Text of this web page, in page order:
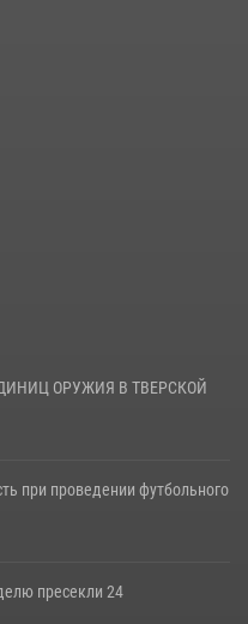
комплексные
ОРУЖИЯ В ТВЕРСКОЙ
при проведении футбольного
пресекли 24